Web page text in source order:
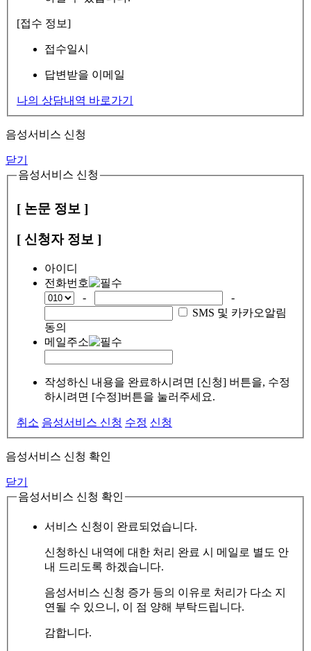
[접수 정보]
접수일시
답변받을 이메일
나의 상담내역 바로가기
음성서비스 신청
닫기
음성서비스 신청
[ 논문 정보 ]
[ 신청자 정보 ]
아이디
전화번호
-
-
SMS 및 카카오알림
동의
메일주소
작성하신 내용을 완료하시려면 [신청] 버튼을, 수정
하시려면 [수정]버튼을 눌러주세요.
취소 음성서비스 신청 수정 신청
음성서비스 신청 확인
닫기
음성서비스 신청 확인
서비스 신청이 완료되었습니다.
신청하신 내역에 대한 처리 완료 시 메일로 별도 안
내 드리도록 하겠습니다.
음성서비스 신청 증가 등의 이유로 처리가 다소 지
연될 수 있으니, 이 점 양해 부탁드립니다.
감합니다.